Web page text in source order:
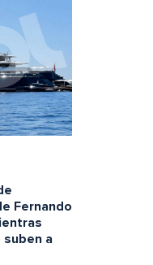
Fernando
a